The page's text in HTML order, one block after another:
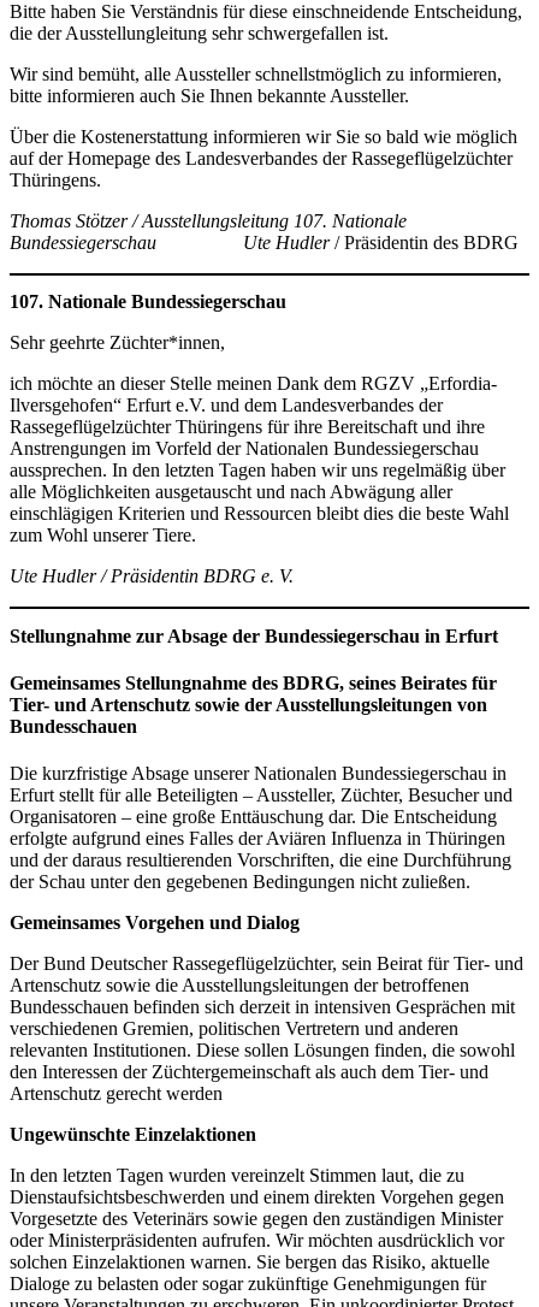
Bitte haben Sie Verständnis für diese einschneidende Entscheidung,
die der Ausstellungleitung sehr schwergefallen ist.
Wir sind bemüht, alle Aussteller schnellstmöglich zu informieren,
bitte informieren auch Sie Ihnen bekannte Aussteller.
Über die Kostenerstattung informieren wir Sie so bald wie möglich
auf der Homepage des Landesverbandes der Rassegeflügelzüchter
Thüringens.
Thomas Stötzer / Ausstellungsleitung 107. Nationale
Bundessiegerschau Ute Hudler/ Präsidentin des BDRG
107. Nationale Bundessiegerschau
Sehr geehrte Züchter*innen,
ich möchte an dieser Stelle meinen Dank dem RGZV „Erfordia-
Ilversgehofen“ Erfurt e.V. und dem Landesverbandes der
Rassegeflügelzüchter Thüringens für ihre Bereitschaft und ihre
Anstrengungen im Vorfeld der Nationalen Bundessiegerschau
aussprechen. In den letzten Tagen haben wir uns regelmäßig über
alle Möglichkeiten ausgetauscht und nach Abwägung aller
einschlägigen Kriterien und Ressourcen bleibt dies die beste Wahl
zum Wohl unserer Tiere.
Ute Hudler / Präsidentin BDRG e. V.
Stellungnahme zur Absage der Bundessiegerschau in Erfurt
Gemeinsames Stellungnahme des BDRG, seines Beirates für
Tier- und Artenschutz sowie der Ausstellungsleitungen von
Bundesschauen
Die kurzfristige Absage unserer Nationalen Bundessiegerschau in
Erfurt stellt für alle Beteiligten – Aussteller, Züchter, Besucher und
Organisatoren – eine große Enttäuschung dar. Die Entscheidung
erfolgte aufgrund eines Falles der Aviären Influenza in Thüringen
und der daraus resultierenden Vorschriften, die eine Durchführung
der Schau unter den gegebenen Bedingungen nicht zuließen.
Gemeinsames Vorgehen und Dialog
Der Bund Deutscher Rassegeflügelzüchter, sein Beirat für Tier- und
Artenschutz sowie die Ausstellungsleitungen der betroffenen
Bundesschauen befinden sich derzeit in intensiven Gesprächen mit
verschiedenen Gremien, politischen Vertretern und anderen
relevanten Institutionen. Diese sollen Lösungen finden, die sowohl
den Interessen der Züchtergemeinschaft als auch dem Tier- und
Artenschutz gerecht werden
Ungewünschte Einzelaktionen
In den letzten Tagen wurden vereinzelt Stimmen laut, die zu
Dienstaufsichtsbeschwerden und einem direkten Vorgehen gegen
Vorgesetzte des Veterinärs sowie gegen den zuständigen Minister
oder Ministerpräsidenten aufrufen. Wir möchten ausdrücklich vor
solchen Einzelaktionen warnen. Sie bergen das Risiko, aktuelle
Dialoge zu belasten oder sogar zukünftige Genehmigungen für